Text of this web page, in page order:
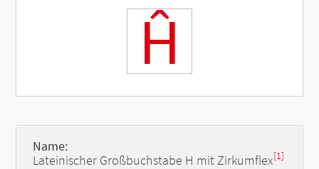
Ĥ
Name:
Lateinischer Großbuchstabe H mit Zirkumflex[1]